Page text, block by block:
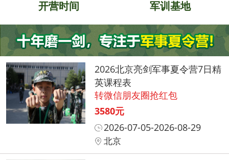
开营时间 军训基地
2026北京亮剑军事夏令营7日精
英课程表
转微信朋友圈抢红包
3580元
2026-07-05-2026-08-29
北京